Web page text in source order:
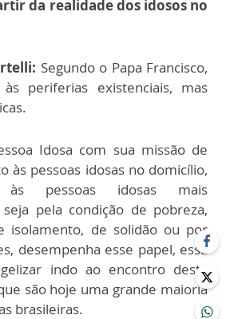
da realidade dos idosos no
Segundo o Papa Francisco,
periferias existenciais, mas
Idosa com sua missão de
às pessoas idosas no domicílio,
às pessoas idosas mais
seja pela condição de pobreza,
isolamento, de solidão ou por
desempenha esse papel, essa
indo ao encontro desta
são hoje uma grande maioria
brasileiras.